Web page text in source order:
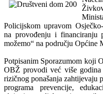
Policijskom upravom
na provođenju i financiranju
možemo“ na području Općine
Potpisanim Sporazumom koji
OBŽ provodi već više
rizičnog ponašanja zahtijevaju
programa prevencije,